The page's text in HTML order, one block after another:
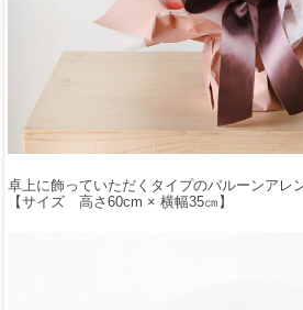
卓上に飾っていただくタイプのバルーンアレ
【サイズ 高さ60cm × 横幅35㎝】